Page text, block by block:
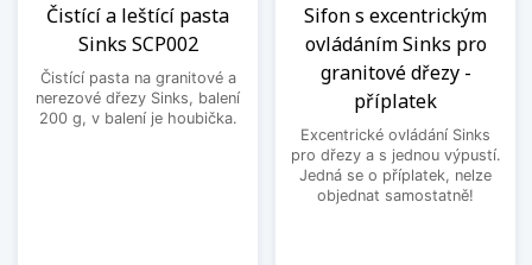
Čistící a leštící pasta
Sinks SCP002
Čistící pasta na granitové a
nerezové dřezy Sinks, balení
200 g, v balení je houbička.
Sifon s excentrickým
ovládáním Sinks pro
granitové dřezy -
příplatek
Excentrické ovládání Sinks
pro dřezy a s jednou výpustí.
Jedná se o příplatek, nelze
objednat samostatně!